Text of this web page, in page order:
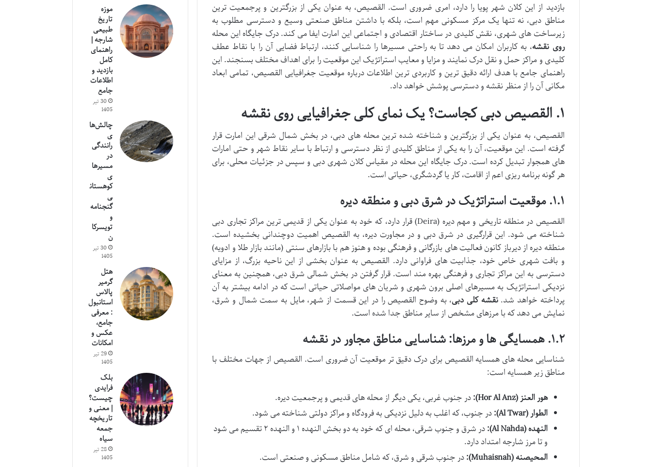
بازدید از این کلان شهر پویا را دارد، امری ضروری است. القصیص، به عنوان یکی از بزرگترین و پرجمعیت ترین
مناطق دبی، نه تنها یک مرکز مسکونی مهم است، بلکه با داشتن مناطق صنعتی وسیع و دسترسی مطلوب به
زیرساخت های شهری، نقش کلیدی در ساختار اقتصادی و اجتماعی این امارت ایفا می کند. درک جایگاه این محله
روی نقشه، به کاربران امکان می دهد تا به راحتی مسیرها را شناسایی کنند، ارتباط فضایی آن را با نقاط عطف
کلیدی و مراکز حمل و نقل درک نمایند و مزایا و معایب استراتژیک این موقعیت را برای اهداف مختلف بسنجند. این
راهنمای جامع با هدف ارائه دقیق ترین و کاربردی ترین اطلاعات درباره موقعیت جغرافیایی القصیص، تمامی ابعاد
مکانی آن را از منظر نقشه و دسترسی پوشش خواهد داد.
۱. القصیص دبی کجاست؟ یک نمای کلی جغرافیایی روی نقشه
القصیص، به عنوان یکی از بزرگترین و شناخته شده ترین محله های دبی، در بخش شمال شرقی این امارت قرار
گرفته است. این موقعیت، آن را به یکی از مناطق کلیدی از نظر دسترسی و ارتباط با سایر نقاط شهر و حتی امارات
های همجوار تبدیل کرده است. درک جایگاه این محله در مقیاس کلان شهری دبی و سپس در جزئیات محلی، برای
هر گونه برنامه ریزی اعم از اقامت، کار یا گردشگری، حیاتی است.
۱.۱. موقعیت استراتژیک در شرق دبی و منطقه دیره
القصیص در منطقه تاریخی و مهم دیره (Deira) قرار دارد، که خود به عنوان یکی از قدیمی ترین مراکز تجاری دبی
شناخته می شود. این قرارگیری در شرق دبی و در مجاورت دیره، به القصیص اهمیت دوچندانی بخشیده است.
منطقه دیره از دیرباز کانون فعالیت های بازرگانی و فرهنگی بوده و هنوز هم با بازارهای سنتی (مانند بازار طلا و ادویه)
و بافت شهری خاص خود، جذابیت های فراوانی دارد. القصیص به عنوان بخشی از این ناحیه بزرگ، از مزایای
دسترسی به این مراکز تجاری و فرهنگی بهره مند است. قرار گرفتن در بخش شمالی شرق دبی، همچنین به معنای
نزدیکی استراتژیک به مسیرهای اصلی برون شهری و شریان های مواصلاتی حیاتی است که در ادامه بیشتر به آن
پرداخته خواهد شد.نقشه کلی دبی، به وضوح القصیص را در این قسمت از شهر، مایل به سمت شمال و شرق،
نمایش می دهد که با مرزهای مشخص از سایر مناطق جدا شده است.
۱.۲. همسایگی ها و مرزها: شناسایی مناطق مجاور در نقشه
شناسایی محله های همسایه القصیص برای درک دقیق تر موقعیت آن ضروری است. القصیص از جهات مختلف با
مناطق زیر همسایه است:
هور العنز (Hor Al Anz):
در جنوب غربی، یکی دیگر از محله های قدیمی و پرجمعیت دیره.
الطوار (Al Twar):
در جنوب، که اغلب به دلیل نزدیکی به فرودگاه و مراکز دولتی شناخته می شود.
النهده (Al Nahda):
در شرق و جنوب شرقی، محله ای که خود به دو بخش النهده ۱ و النهده ۲ تقسیم می شود
و تا مرز شارجه امتداد دارد.
المحیصنه (Muhaisnah):
در جنوب شرقی و شرق، که شامل مناطق مسکونی و صنعتی است.
موزه
تاریخ
طبیعی
شارجه |
راهنمای
کامل
بازدید و
اطلاعات
جامع
30 تیر
1405
چالش‌ها
ی
رانندگی
در
مسیرها
ی
کوهستان
ی
گنجنامه
و
تویسرکا
ن
30 تیر
1405
هتل
گرمیر
پالاس
استانبول
: معرفی
جامع،
عکس و
امکانات
29 تیر
1405
بلک
فرایدی
چیست؟
| معنی و
تاریخچه
جمعه
سیاه
28 تیر
1405